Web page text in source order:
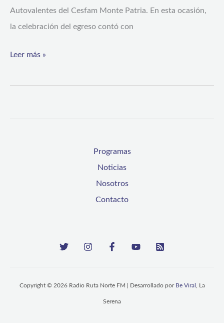
Autovalentes del Cesfam Monte Patria. En esta ocasión,
la celebración del egreso contó con
Leer más »
Programas
Noticias
Nosotros
Contacto
Copyright © 2026 Radio Ruta Norte FM | Desarrollado por Be Viral , La
Serena